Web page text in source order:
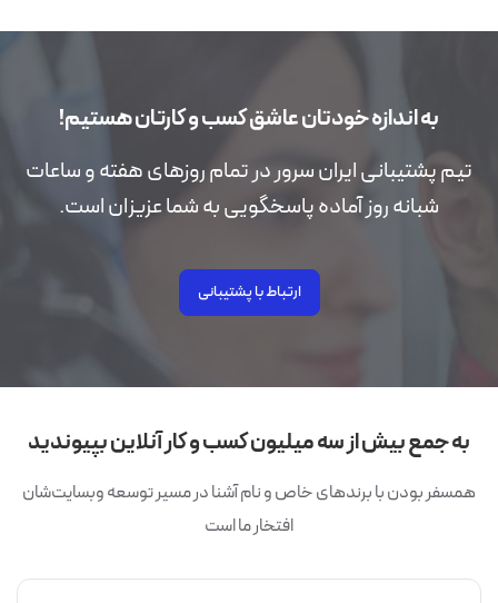
به اندازه خودتان عاشق کسب و کارتان هستیم!
تیم پشتیبانی ایران سرور در تمام روزهای هفته و ساعات
شبانه روز آماده پاسخگویی به شما عزیزان است.
ارتباط با پشتیبانی
به جمع بیش از سه میلیون کسب و کار آنلاین بپیوندید
همسفر بودن با برندهای خاص و نام آشنا در مسیر توسعه وبسایت‌شان
افتخار ما است